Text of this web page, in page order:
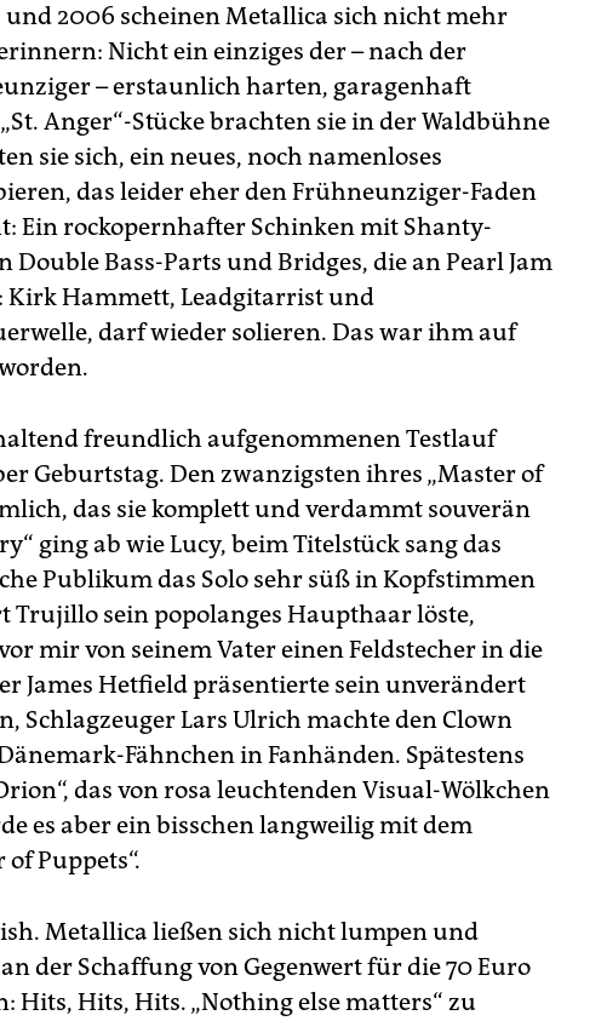
und 2006 scheinen Metallica sich nicht mehr
Nicht ein einziges der – nach der
– erstaunlich harten, garagenhaft
Anger“-Stücke brachten sie in der Waldbühne
sie sich, ein neues, noch namenloses
das leider eher den Frühneunziger-Faden
Ein rockopernhafter Schinken mit Shanty-
Double Bass-Parts und Bridges, die an Pearl Jam
Kirk Hammett, Leadgitarrist und
darf wieder solieren. Das war ihm auf
freundlich aufgenommenen Testlauf
Geburtstag. Den zwanzigsten ihres „Master of
das sie komplett und verdammt souverän
ging ab wie Lucy, beim Titelstück sang das
Publikum das Solo sehr süß in Kopfstimmen
Trujillo sein popolanges Haupthaar löste,
mir von seinem Vater einen Feldstecher in die
James Hetfield präsentierte sein unverändert
Schlagzeuger Lars Ulrich machte den Clown
Fähnchen in Fanhänden. Spätestens
das von rosa leuchtenden Visual-Wölkchen
es aber ein bisschen langweilig mit dem
Puppets“.
Metallica ließen sich nicht lumpen und
der Schaffung von Gegenwert für die 70 Euro
Hits, Hits, Hits. „Nothing else matters“ zu